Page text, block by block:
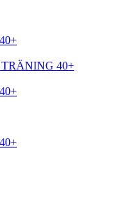
TRÄNING 40+